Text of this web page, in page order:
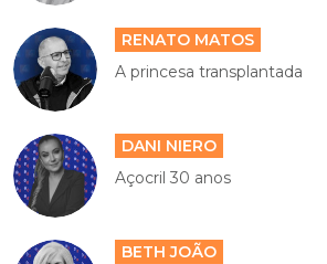
RENATO MATOS
A princesa transplantada
DANI NIERO
Açocril 30 anos
BETH JOÃO